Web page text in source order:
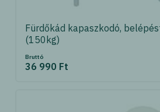
Fürdőkád kapaszkodó,
(150kg)
Bruttó
36 990 Ft